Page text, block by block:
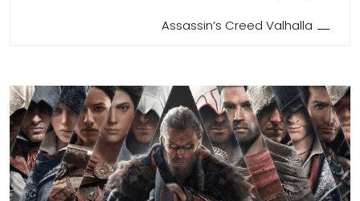
Assassin’s Creed Valhalla